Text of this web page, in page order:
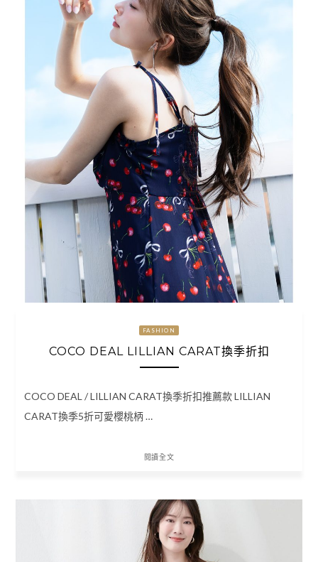
FASHION
COCO DEAL LILLIAN CARAT換季折扣
COCO DEAL / LILLIAN CARAT換季折扣推薦款 LILLIAN
CARAT換季5折可愛櫻桃柄 …
閱讀全文